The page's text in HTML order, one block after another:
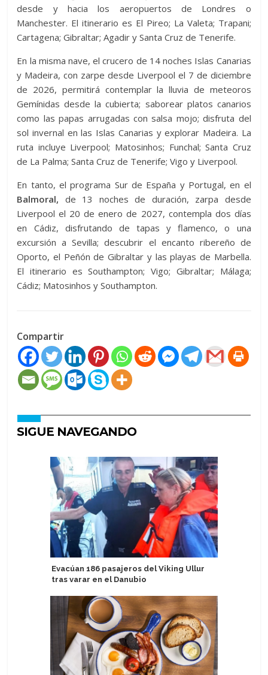
desde y hacia los aeropuertos de Londres o
Manchester. El itinerario es El Pireo; La Valeta; Trapani;
Cartagena; Gibraltar; Agadir y Santa Cruz de Tenerife.
En la misma nave, el crucero de 14 noches Islas Canarias
y Madeira, con zarpe desde Liverpool el 7 de diciembre
de 2026, permitirá contemplar la lluvia de meteoros
Gemínidas desde la cubierta; saborear platos canarios
como las papas arrugadas con salsa mojo; disfruta del
sol invernal en las Islas Canarias y explorar Madeira. La
ruta incluye Liverpool; Matosinhos; Funchal; Santa Cruz
de La Palma; Santa Cruz de Tenerife; Vigo y Liverpool.
En tanto, el programa Sur de España y Portugal, en el
Balmoral, de 13 noches de duración, zarpa desde
Liverpool el 20 de enero de 2027, contempla dos días
en Cádiz, disfrutando de tapas y flamenco, o una
excursión a Sevilla; descubrir el encanto ribereño de
Oporto, el Peñón de Gibraltar y las playas de Marbella.
El itinerario es Southampton; Vigo; Gibraltar; Málaga;
Cádiz; Matosinhos y Southampton.
Compartir
SIGUE NAVEGANDO
Evacúan 186 pasajeros del Viking Ullur
tras varar en el Danubio